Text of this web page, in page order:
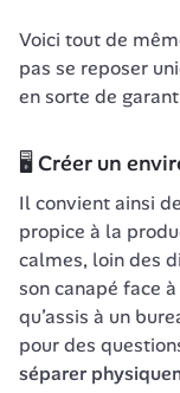
Voici tout de
pas se reposer
en sorte de
🖥️ Créer un
Il convient ainsi
propice à la
calmes, loin des
son canapé face
qu’assis à un
séparer